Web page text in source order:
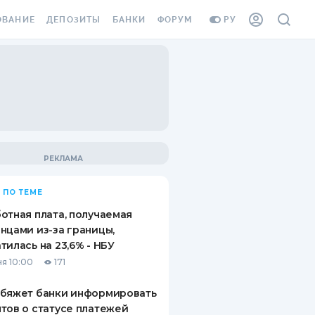
РУ
ВИНЬЕТКА
СОТРУДНИКОВ
ОТ
СЛУЧАЕВ
ДЕПОЗИТЫ
ВОПРОСЫ И ОТВЕТЫ
ПУТЕВОДИТЕЛИ ПО
СБЕРЕЖЕНИЯМ
БАНКИ ФОРУМ
ПО ТЕМЕ
плата, получаемая
из-за границы,
на 23,6% - НБУ
10:00 171
банки информировать
о статусе платежей